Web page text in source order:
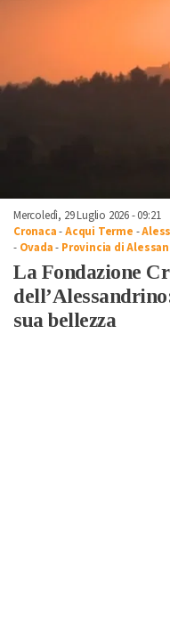
Mercoledì, 29 Luglio 2026 - 09:21
Cronaca-Acqui Terme -
- Ovada- Provincia di
La Fondazione
sua bellezza